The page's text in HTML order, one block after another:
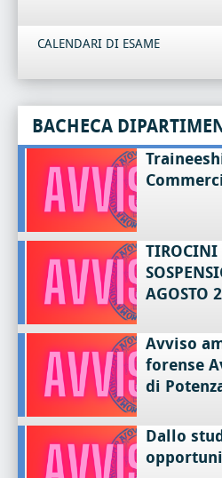
CALENDARI DI ESAME
BACHECA
TIROCINI
AGOSTO
Avviso
forense
di
Dallo